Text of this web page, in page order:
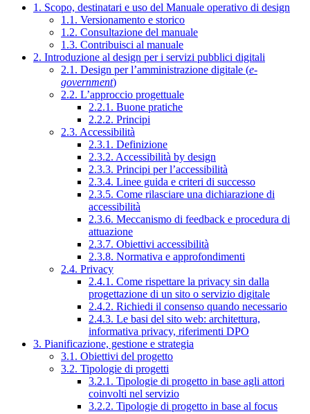
1. Scopo, destinatari e uso del Manuale operativo di design
1.1. Versionamento e storico
1.2. Consultazione del manuale
1.3. Contribuisci al manuale
2. Introduzione al design per i servizi pubblici digitali
2.1. Design per l’amministrazione digitale (e-
government)
2.2. L’approccio progettuale
2.2.1. Buone pratiche
2.2.2. Principi
2.3. Accessibilità
2.3.1. Definizione
2.3.2. Accessibilità by design
2.3.3. Principi per l’accessibilità
2.3.4. Linee guida e criteri di successo
2.3.5. Come rilasciare una dichiarazione di
accessibilità
2.3.6. Meccanismo di feedback e procedura di
attuazione
2.3.7. Obiettivi accessibilità
2.3.8. Normativa e approfondimenti
2.4. Privacy
2.4.1. Come rispettare la privacy sin dalla
progettazione di un sito o servizio digitale
2.4.2. Richiedi il consenso quando necessario
2.4.3. Le basi del sito web: architettura,
informativa privacy, riferimenti DPO
3. Pianificazione, gestione e strategia
3.1. Obiettivi del progetto
3.2. Tipologie di progetti
3.2.1. Tipologie di progetto in base agli attori
coinvolti nel servizio
3.2.2. Tipologie di progetto in base al focus